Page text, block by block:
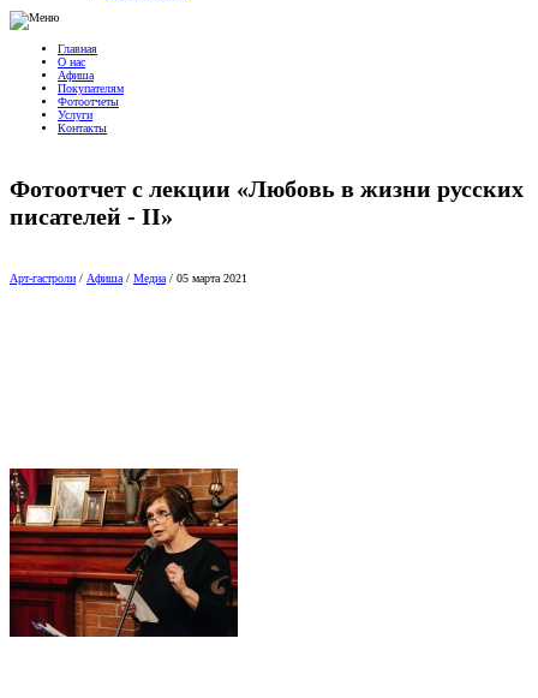
Главная
О нас
Афиша
Покупателям
Фотоотчеты
Услуги
Контакты
Фотоотчет с лекции «Любовь в жизни русских
писателей - II»
Арт-гастроли / Афиша / Медиа / 05 марта 2021